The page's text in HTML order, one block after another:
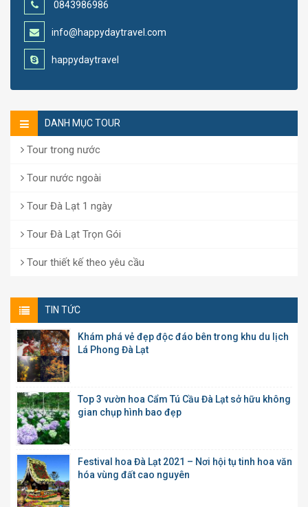
0843986986
info@happydaytravel.com
happydaytravel
DANH MỤC TOUR
Tour trong nước
Tour nước ngoài
Tour Đà Lạt 1 ngày
Tour Đà Lạt Trọn Gói
Tour thiết kế theo yêu cầu
TIN TỨC
Khám phá vẻ đẹp độc đáo bên trong khu du lịch
Lá Phong Đà Lạt
Top 3 vườn hoa Cẩm Tú Cầu Đà Lạt sở hữu không
gian chụp hình bao đẹp
Festival hoa Đà Lạt 2021 – Nơi hội tụ tinh hoa văn
hóa vùng đất cao nguyên